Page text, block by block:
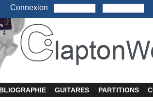
Connexion
GUITARES PARTITIONS